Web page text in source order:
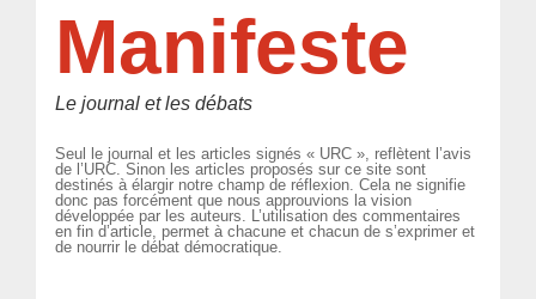
Manifeste
Le journal et les débats
Seul le journal et les articles signés « URC », reflètent l’avis
de l’URC. Sinon les articles proposés sur ce site sont
destinés à élargir notre champ de réflexion. Cela ne signifie
donc pas forcément que nous approuvions la vision
développée par les auteurs. L’utilisation des commentaires
en fin d’article, permet à chacune et chacun de s’exprimer et
de nourrir le débat démocratique.